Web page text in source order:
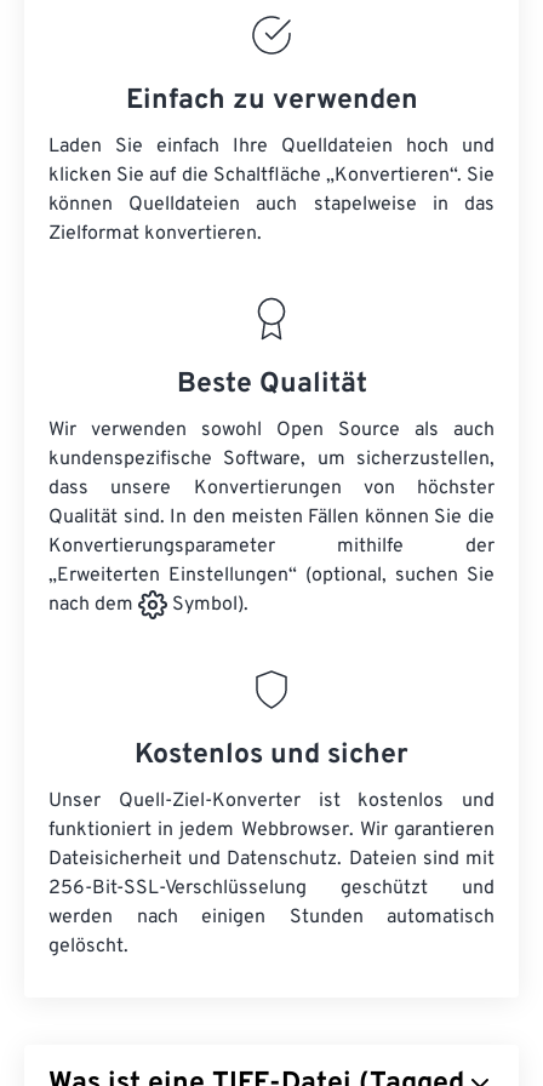
Einfach zu verwenden
Laden Sie einfach Ihre Quelldateien hoch und
klicken Sie auf die Schaltfläche „Konvertieren“. Sie
können Quelldateien auch stapelweise in das
Zielformat konvertieren.
Beste Qualität
Wir verwenden sowohl Open Source als auch
kundenspezifische Software, um sicherzustellen,
dass unsere Konvertierungen von höchster
Qualität sind. In den meisten Fällen können Sie die
Konvertierungsparameter mithilfe der
„Erweiterten Einstellungen“ (optional, suchen Sie
nach dem
Symbol).
Kostenlos und sicher
Unser Quell-Ziel-Konverter ist kostenlos und
funktioniert in jedem Webbrowser. Wir garantieren
Dateisicherheit und Datenschutz. Dateien sind mit
256-Bit-SSL-Verschlüsselung geschützt und
werden nach einigen Stunden automatisch
gelöscht.